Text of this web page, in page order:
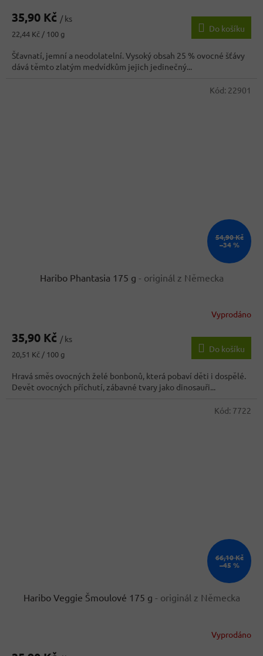
35,90 Kč / ks
Měrná
22,44 Kč / 100 g
Do košíku
Šťavnatí, jemní a neodolatelní. Vysoký obsah 25 % ovocné šťávy
dává těmto zlatým medvídkům jejich jedinečný...
54,90 Kč
–34 %
Haribo Phantasia 175 g - originál z Německa
produktu
5,0
z
5
hvězdiček.
Vyprodáno
35,90 Kč / ks
Měrná
20,51 Kč / 100 g
Do košíku
Hravá směs ovocných želé bonbonů, která pobaví děti i dospělé.
Devět ovocných příchutí, zábavné tvary jako dinosauři...
Kód: 22901
66,10 Kč
–45 %
Haribo Veggie Šmoulové 175 g - originál z Německa
Vyprodáno
Kód: 7722